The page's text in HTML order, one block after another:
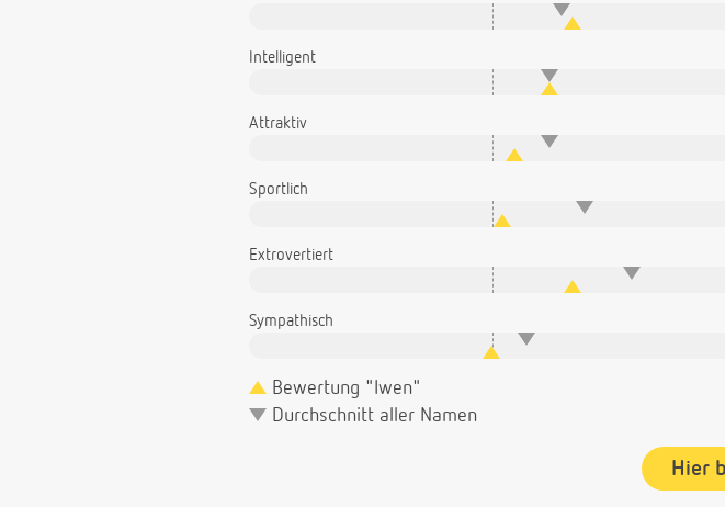
Intelligent
Attraktiv
Sportlich
Extrovertiert
Sympathisch
Bewertung "Iwen"
Durchschnitt aller Namen
Hier